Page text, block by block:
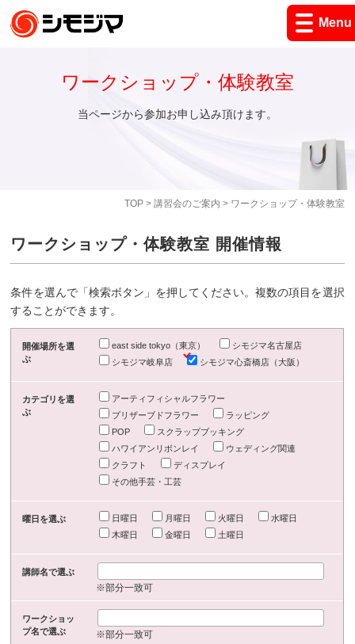
Menu
TOP> 講習会のご案内 > ワークショップ・体験教室
ワークショップ・体験教室
当ページから参加お申し込み頂けます。
ワークショップ・体験教室 開催情報
条件を選んで「検索ボタン」を押してください。複数の項目を選択
することができます。
開催場所を選
ぶ
east side tokyo（東京）
シモジマ名古屋店
シモジマ岐阜店
シモジマ心斎橋店（大阪）
カテゴリを選
ぶ
アーティフィシャルフラワー
プリザーブドフラワー
ラッピング
POP
スクラップブッキング
ハワイアンリボンレイ
ウェディング関連
クラフト
ディスプレイ
その他手芸・工芸
曜日を選ぶ 日曜日 月曜日 火曜日
水曜日
木曜日
金曜日 土曜日
講師名で選ぶ
※部分一致可
ワークショッ
プ名で選ぶ
※部分一致可